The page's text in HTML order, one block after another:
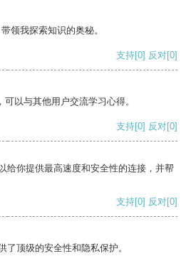
领我探索知识的奥秘。
支持[0] 反对[0]
以与其他用户交流学习心得。
支持[0] 反对[0]
给你提供最高速度和安全性的连接，并帮
支持[0] 反对[0]
顶级的安全性和隐私保护。